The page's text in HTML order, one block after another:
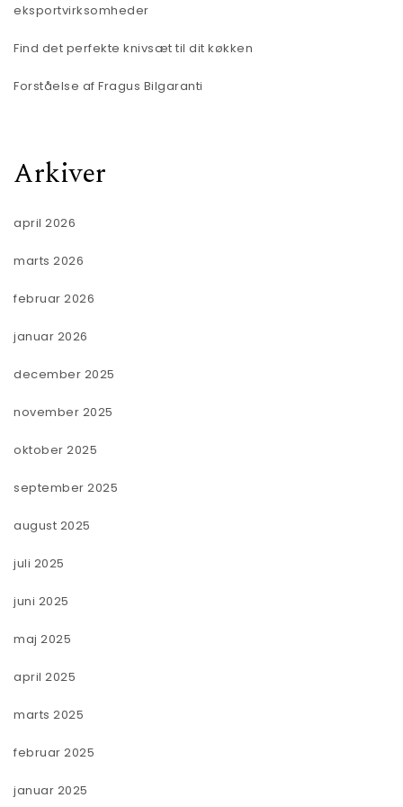
eksportvirksomheder
Find det perfekte knivsæt til dit køkken
Forståelse af Fragus Bilgaranti
Arkiver
april 2026
marts 2026
februar 2026
januar 2026
december 2025
november 2025
oktober 2025
september 2025
august 2025
juli 2025
juni 2025
maj 2025
april 2025
marts 2025
februar 2025
januar 2025